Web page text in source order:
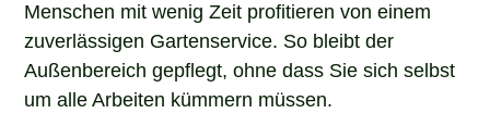
Menschen mit wenig Zeit profitieren von einem
zuverlässigen Gartenservice. So bleibt der
Außenbereich gepflegt, ohne dass Sie sich selbst
um alle Arbeiten kümmern müssen.